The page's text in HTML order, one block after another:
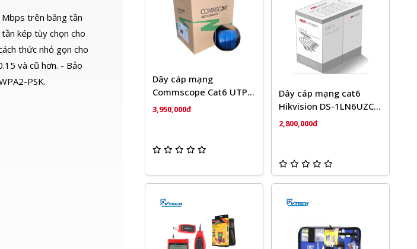
trên băng tần
kép tùy chọn cho
thức nhỏ gọn cho
và cũ hơn. - Bảo
PSK.
Dây cáp mạng
Commscope Cat6 UTP
1427254-6 (305m/cuộn)
3,950,000đ
Dây cáp mạng cat6
Hikvision DS-1LN6UZC0
chính hãng (cuộn 305m)
2,800,000đ